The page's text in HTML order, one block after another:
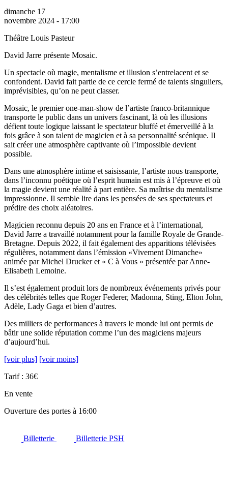
dimanche 17
novembre 2024 - 17:00
Théâtre Louis Pasteur
David Jarre présente Mosaic.
Un spectacle où magie, mentalisme et illusion s’entrelacent et se
confondent. David fait partie de ce cercle fermé de talents singuliers,
imprévisibles, qu’on ne peut classer.
Mosaic, le premier one-man-show de l’artiste franco-britannique
transporte le public dans un univers fascinant, là où les illusions
défient toute logique laissant le spectateur bluffé et émerveillé à la
fois grâce à son talent de magicien et à sa personnalité scénique. Il
sait créer une atmosphère captivante où l’impossible devient
possible.
Dans une atmosphère intime et saisissante, l’artiste nous transporte,
dans l’inconnu poétique où l’esprit humain est mis à l’épreuve et où
la magie devient une réalité à part entière. Sa maîtrise du mentalisme
impressionne. Il semble lire dans les pensées de ses spectateurs et
prédire des choix aléatoires.
Magicien reconnu depuis 20 ans en France et à l’international,
David Jarre a travaillé notamment pour la famille Royale de Grande-
Bretagne. Depuis 2022, il fait également des apparitions télévisées
régulières, notamment dans l’émission «Vivement Dimanche»
animée par Michel Drucker et « C à Vous » présentée par Anne-
Elisabeth Lemoine.
Il s’est également produit lors de nombreux événements privés pour
des célébrités telles que Roger Federer, Madonna, Sting, Elton John,
Adèle, Lady Gaga et bien d’autres.
Des milliers de performances à travers le monde lui ont permis de
bâtir une solide réputation comme l’un des magiciens majeurs
d’aujourd’hui.
[voir plus] [voir moins]
Tarif : 36€
En vente
Ouverture des portes à 16:00
Billetterie Billetterie PSH